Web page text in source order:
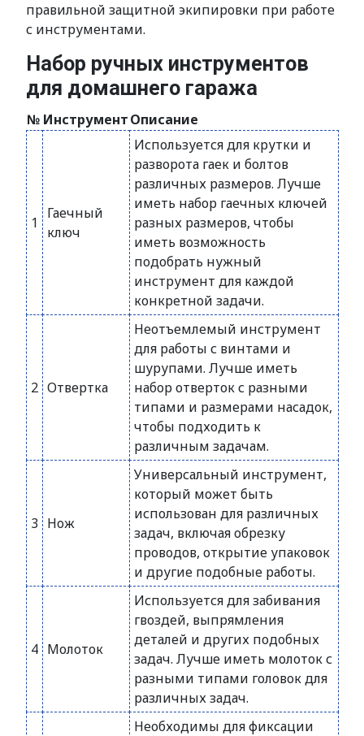
правильной защитной экипировки при работе
с инструментами.
Набор ручных инструментов
для домашнего гаража
№ ИнструментОписание
1
Гаечный
ключ
Используется для крутки и
разворота гаек и болтов
различных размеров. Лучше
иметь набор гаечных ключей
разных размеров, чтобы
иметь возможность
подобрать нужный
инструмент для каждой
конкретной задачи.
2 Отвертка
Неотъемлемый инструмент
для работы с винтами и
шурупами. Лучше иметь
набор отверток с разными
типами и размерами насадок,
чтобы подходить к
различным задачам.
3 Нож
Универсальный инструмент,
который может быть
использован для различных
задач, включая обрезку
проводов, открытие упаковок
и другие подобные работы.
4 Молоток
Используется для забивания
гвоздей, выпрямления
деталей и других подобных
задач. Лучше иметь молоток с
разными типами головок для
различных задач.
Необходимы для фиксации